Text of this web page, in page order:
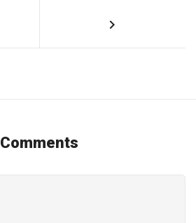
Comments